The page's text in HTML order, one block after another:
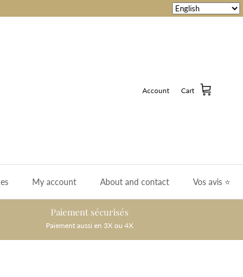
Account Cart
My account About and contact Vos avis ⭐️
Paiement sécurisés
Paiement aussi en 3X ou 4X